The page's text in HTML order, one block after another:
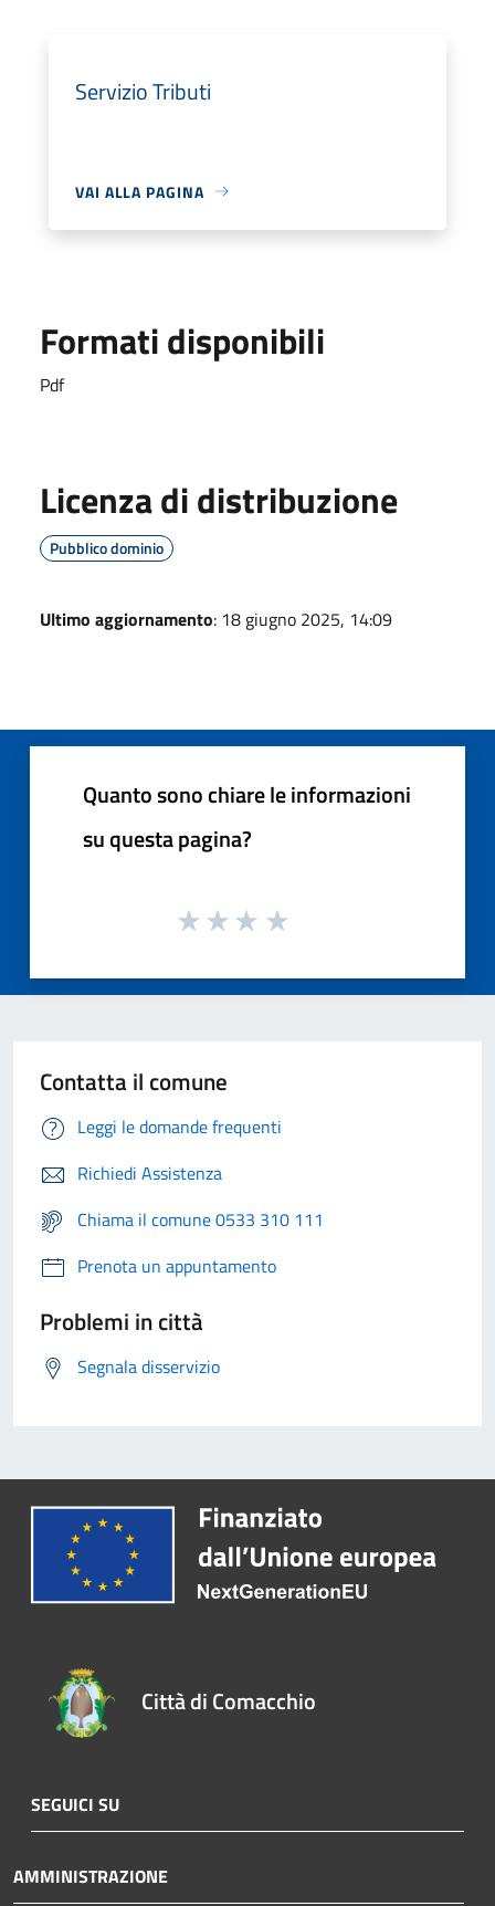
Servizio Tributi
VAI ALLA PAGINA
Formati disponibili
Pdf
Licenza di distribuzione
Pubblico dominio
Ultimo aggiornamento: 18 giugno 2025, 14:09
Quanto sono chiare le informazioni
su questa pagina?
Contatta il comune
Leggi le domande frequenti
Richiedi Assistenza
Chiama il comune 0533 310 111
Prenota un appuntamento
Problemi in città
Segnala disservizio
Città di Comacchio
SEGUICI SU
AMMINISTRAZIONE